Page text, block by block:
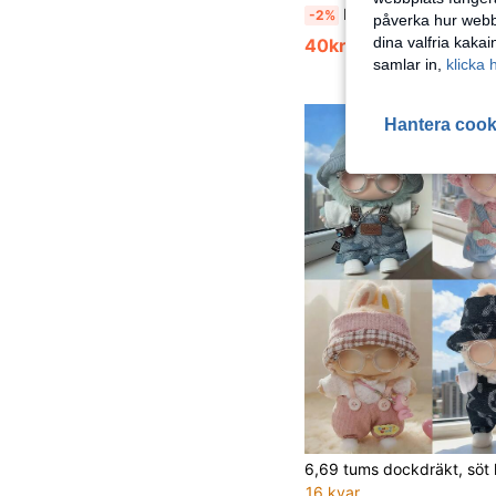
-2% Nya 17 cm dockkläder, shorts, björndocknyckelring, utbytbara byxor
40kr 41kr
påverka hur
dina valfria
samlar in, klicka
Hantera